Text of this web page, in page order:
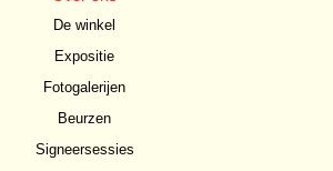
De winkel
Expositie
Fotogalerijen
Beurzen
Signeersessies